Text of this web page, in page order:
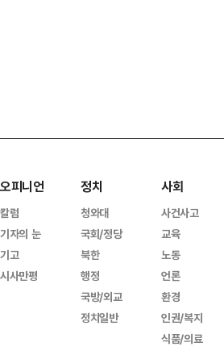
오피니언
칼럼
기자의 눈
기고
시사만평
정치
청와대
국회/정당
북한
행정
국방/외교
정치일반
사회
사건사고
교육
노동
언론
환경
인권/복지
식품/의료